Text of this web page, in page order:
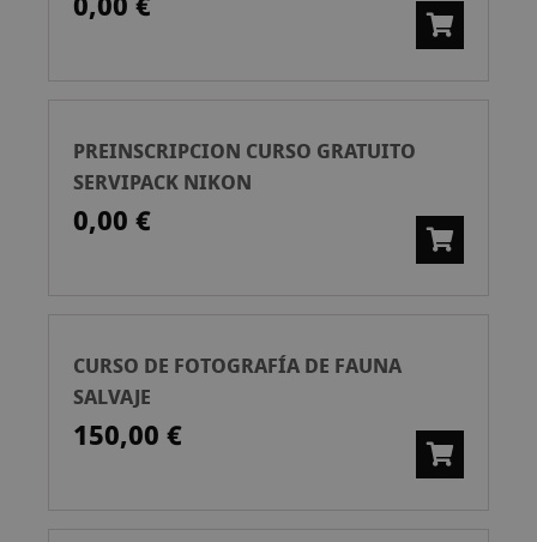
PREINSCRIPCION CURSO GRATUITO
SERVIPACK NIKON
0,00 €
CURSO DE FOTOGRAFÍA DE FAUNA
SALVAJE
150,00 €